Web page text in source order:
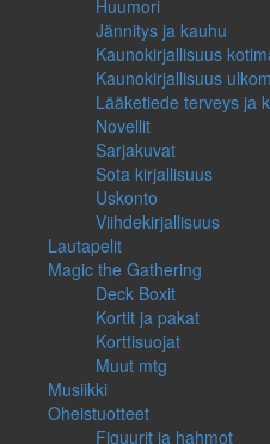
Huumori
Jännitys ja kauhu
Kaunokirjallisuus
Kaunokirjallisuus
Lääketiede terveys ja
Novellit
Sarjakuvat
Sota kirjallisuus
Uskonto
Viihdekirjallisuus
Lautapelit
Magic the Gathering
Deck Boxit
Kortit ja pakat
Korttisuojat
Muut mtg
Musiikki
Oheistuotteet
Figuurit ja hahmot